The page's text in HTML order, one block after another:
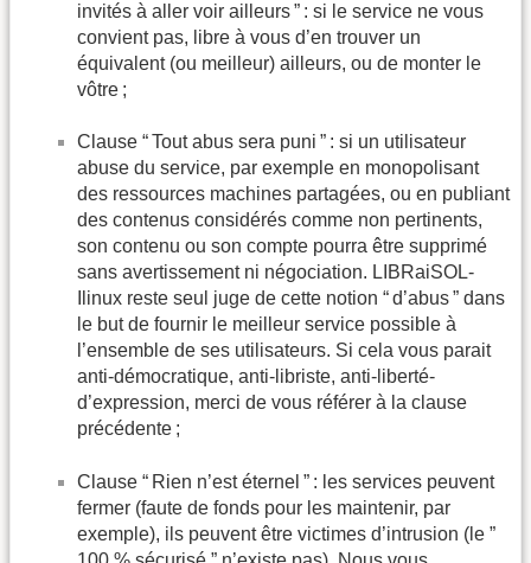
invités à aller voir ailleurs ” : si le service ne vous
convient pas, libre à vous d’en trouver un
équivalent (ou meilleur) ailleurs, ou de monter le
vôtre ;
Clause “ Tout abus sera puni ” : si un utilisateur
abuse du service, par exemple en monopolisant
des ressources machines partagées, ou en publiant
des contenus considérés comme non pertinents,
son contenu ou son compte pourra être supprimé
sans avertissement ni négociation. LIBRaiSOL-
Ilinux reste seul juge de cette notion “ d’abus ” dans
le but de fournir le meilleur service possible à
l’ensemble de ses utilisateurs. Si cela vous parait
anti-démocratique, anti-libriste, anti-liberté-
d’expression, merci de vous référer à la clause
précédente ;
Clause “ Rien n’est éternel ” : les services peuvent
fermer (faute de fonds pour les maintenir, par
exemple), ils peuvent être victimes d’intrusion (le ”